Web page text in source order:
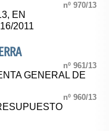
nº 970/13
EN
2011
nº 961/13
GENERAL DE
nº 960/13